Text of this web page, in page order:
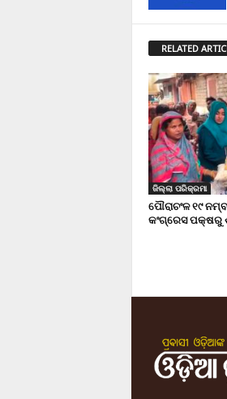
RELATED
ଜିଲ୍ଲା ପରିକ୍ରମା
ପୌରାଚଂଳ ୧୯
କଂଗ୍ରେସ ପକ୍ଷରୁ